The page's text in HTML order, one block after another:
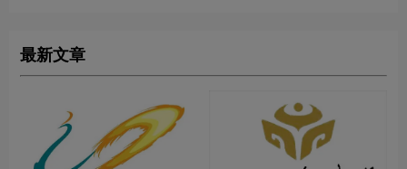
最新文章